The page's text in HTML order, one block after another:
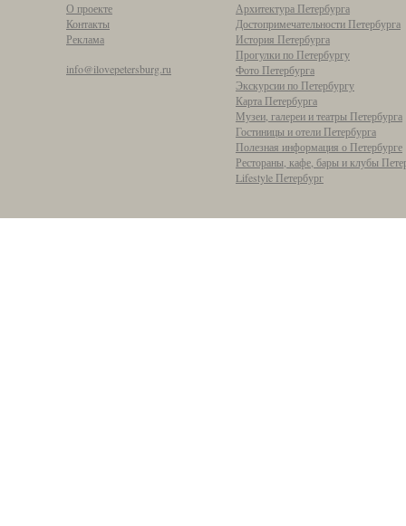
О проекте
Контакты
Реклама
info@ilovepetersburg.ru
Архитектура Петербурга
Достопримечательности Петербурга
История Петербурга
Прогулки по Петербургу
Фото Петербурга
Экскурсии по Петербургу
Карта Петербурга
Музеи, галереи и театры Петербурга
Гостиницы и отели Петербурга
Полезная информация о Петербурге
Рестораны, кафе, бары и клубы
Lifestyle Петербург